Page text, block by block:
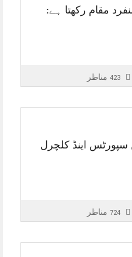
مقام رکھتا ہے:
423 مناظر
سپورٹس اینڈ کلچرل
724 مناظر